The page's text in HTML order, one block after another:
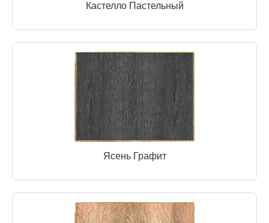
Кастелло Пастельный
Ясень Графит